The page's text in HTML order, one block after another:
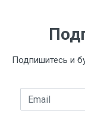
Подпишитесь и
Email